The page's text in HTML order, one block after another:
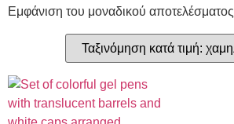
Εμφάνιση του μοναδικού αποτελέσματος